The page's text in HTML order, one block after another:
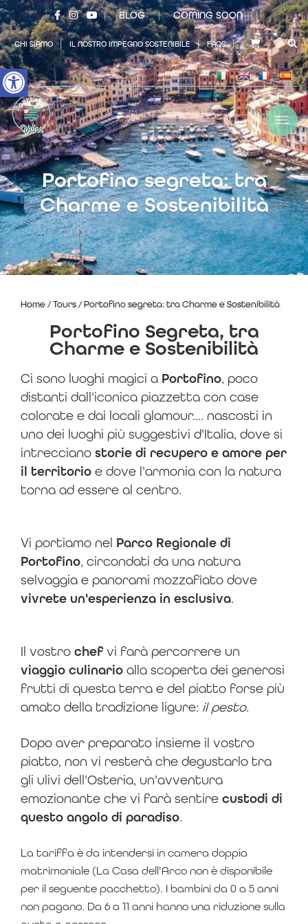
Open toolbar
| BLOG | COMING SOON |
CHI SIAMO | IL NOSTRO IMPEGNO SOSTENIBILE | FAQS |
Portofino segreta: tra
Charme e Sostenibilità
×
Home / Tours / Portofino segreta: tra Charme e Sostenibilità
Portofino Segreta, tra
Charme e Sostenibilità
Ci sono luoghi magici a Portofino, poco
distanti dall'iconica piazzetta con case
colorate e dai locali glamour.... nascosti in
uno dei luoghi più suggestivi d'Italia, dove si
intrecciano storie di recupero e amore per
il territorio e dove l'armonia con la natura
torna ad essere al centro.
Vi portiamo nel Parco Regionale di
Portofino, circondati da una natura
selvaggia e panorami mozzafiato dove
vivrete un'esperienza in esclusiva.
Il vostro chefvi farà percorrere un
viaggio culinario alla scoperta dei generosi
frutti di questa terra e del piatto forse più
amato della tradizione ligure: il pesto.
Dopo aver preparato insieme il vostro
piatto, non vi resterà che degustarlo tra
gli ulivi dell'Osteria, un'avventura
emozionante che vi farà sentire custodi di
questo angolo di paradiso.
La tariffa è da intendersi in camera doppia
matrimoniale (La Casa dell'Arco non è disponibile
per il seguente pacchetto). I bambini da 0 a 5 anni
non pagano. Da 6 a 11 anni hanno una riduzione sulla